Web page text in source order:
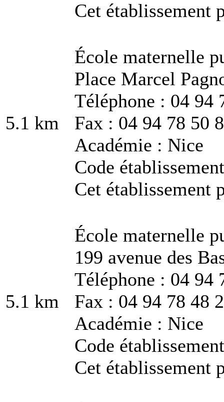
Cet établissement
5.1 km
École maternelle
Place Marcel
Téléphone : 04 94
Fax : 04 94 78 50
Académie : Nice
Code
Cet établissement
5.1 km
École maternelle
199 avenue des
Téléphone : 04 94
Fax : 04 94 78 48
Académie : Nice
Code
Cet établissement